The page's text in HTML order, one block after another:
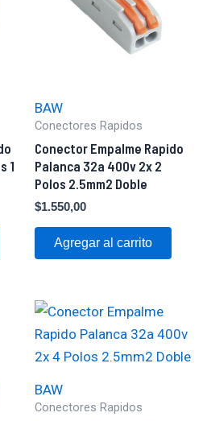
1
BAW
Conectores Rapidos
Conector Empalme Rapido
Palanca 32a 400v 2x 2
Polos 2.5mm2 Doble
$1.550,00
Agregar al carrito
BAW
Conectores Rapidos